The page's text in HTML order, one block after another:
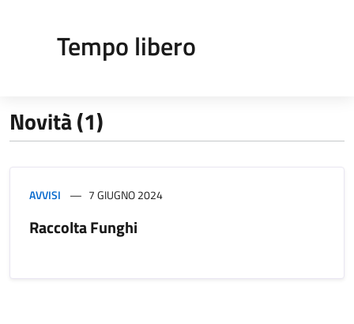
Tempo libero
Novità (1)
AVVISI 7 GIUGNO 2024
Raccolta Funghi